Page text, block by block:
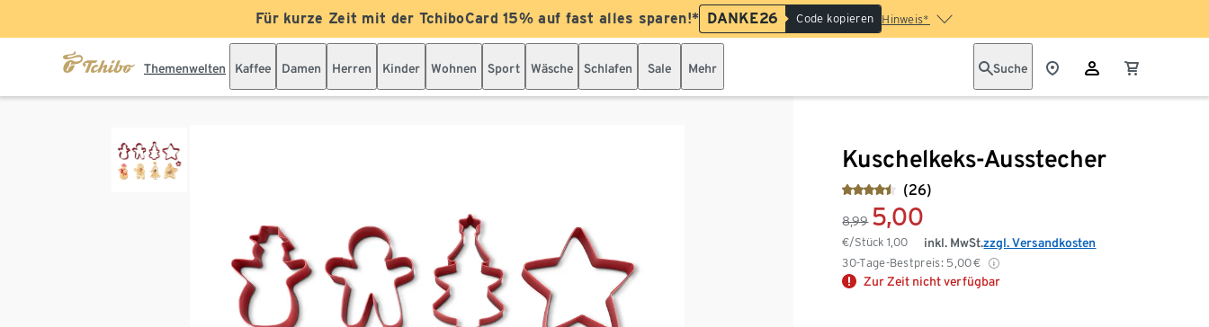
Für kurze Zeit mit der TchiboCard 15% auf fast alles sparen!* DANKE26 Code kopieren Hinweis*
Themenwelten Kaffee Damen Herren Kinder Wohnen Sport Wäsche Schlafen Sale Mehr Suche
Kuschelkeks-Ausstecher
(26)
8,99 5,00
€/Stück1,00
30-Tage-Bestpreis: 5,00€
inkl. MwSt.zzgl. Versandkosten
Zur Zeit nicht verfügbar